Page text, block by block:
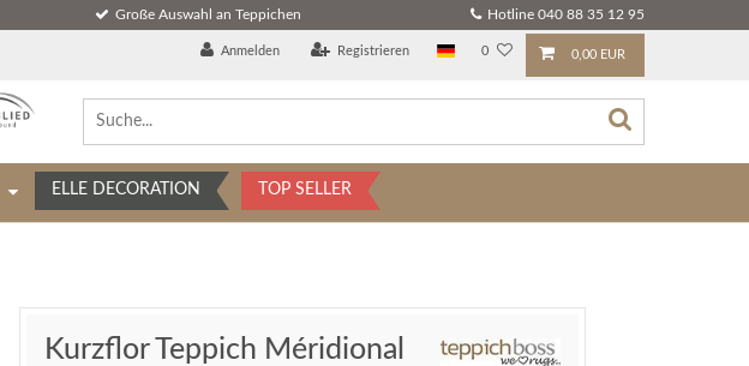
Große Auswahl an Teppichen Hotline 040 88 35 12 95
Anmelden Registrieren 0 0,00 EUR
ELLE DECORATION TOP SELLER
Kurzflor Teppich Méridional